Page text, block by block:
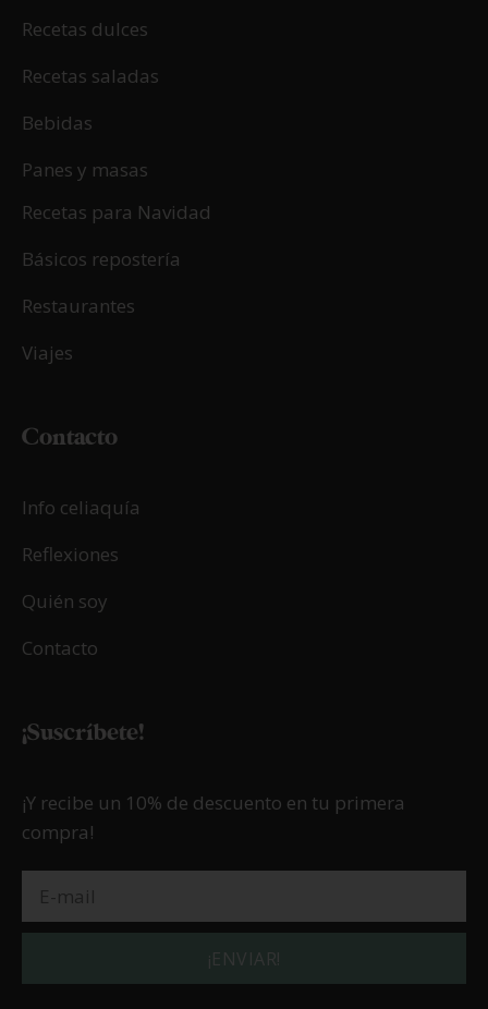
Recetas dulces
Recetas saladas
Bebidas
Panes y masas
Recetas para Navidad
Básicos repostería
Restaurantes
Viajes
Contacto
Info celiaquía
Reflexiones
Quién soy
Contacto
¡Suscríbete!
¡Y recibe un 10% de descuento en tu primera
compra!
¡ENVIAR!